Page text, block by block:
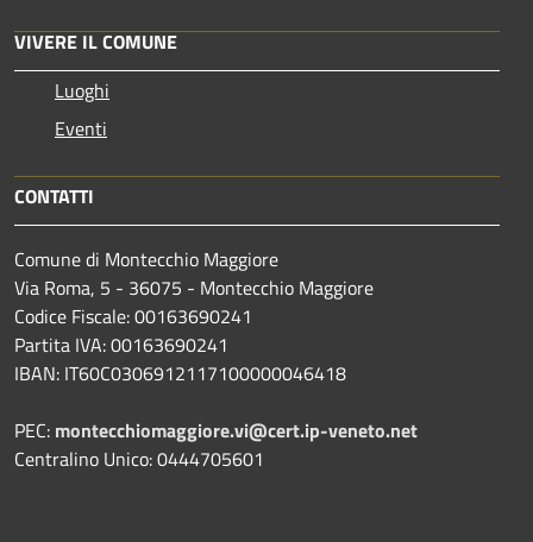
VIVERE IL COMUNE
Luoghi
Eventi
CONTATTI
Comune di Montecchio Maggiore
Via Roma, 5 - 36075 - Montecchio Maggiore
Codice Fiscale: 00163690241
Partita IVA: 00163690241
IBAN: IT60C0306912117100000046418
PEC: montecchiomaggiore.vi@cert.ip-veneto.net
Centralino Unico: 0444705601